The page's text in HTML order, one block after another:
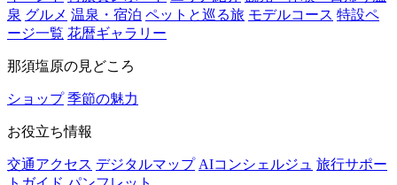
泉 グルメ 温泉・宿泊 ペットと巡る旅 モデルコース 特設ペ
ージ一覧 花暦ギャラリー
那須塩原の見どころ
ショップ 季節の魅力
お役立ち情報
交通アクセス デジタルマップ AIコンシェルジュ 旅行サポー